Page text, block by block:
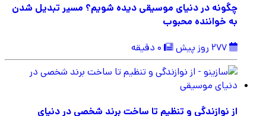
چگونه در دنیای موسیقی دیده شویم؟ مسیر تبدیل شدن
به خواننده محبوب
از نوازندگی و تنظیم تا ساخت برند شخصی در دنیای